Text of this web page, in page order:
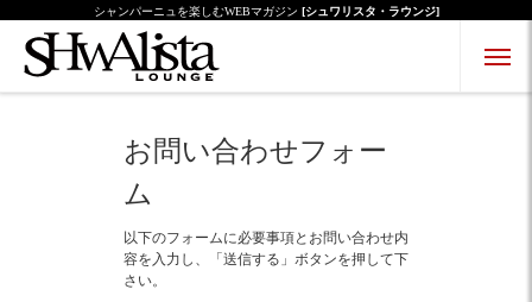
シャンパーニュを楽しむWEBマガジン [シュワリスタ・ラウンジ]
お問い合わせフォー
ム
以下のフォームに必要事項とお問い合わせ内
容を入力し、「送信する」ボタンを押して下
さい。